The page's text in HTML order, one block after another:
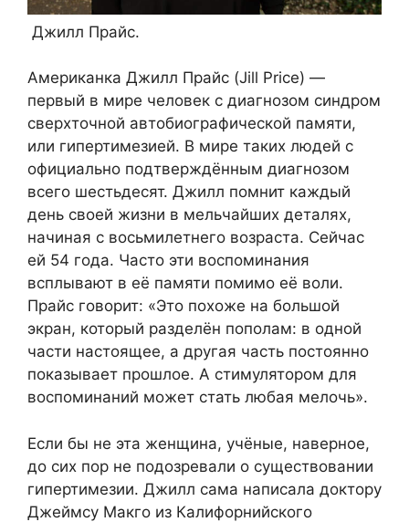
Джилл Прайс.
Американка Джилл Прайс (Jill Price) —
первый в мире человек с диагнозом синдром
сверхточной автобиографической памяти,
или гипертимезией. В мире таких людей с
официально подтверждённым диагнозом
всего шестьдесят. Джилл помнит каждый
день своей жизни в мельчайших деталях,
начиная с восьмилетнего возраста. Сейчас
ей 54 года. Часто эти воспоминания
всплывают в её памяти помимо её воли.
Прайс говорит: «Это похоже на большой
экран, который разделён пополам: в одной
части настоящее, а другая часть постоянно
показывает прошлое. А стимулятором для
воспоминаний может стать любая мелочь».
Если бы не эта женщина, учёные, наверное,
до сих пор не подозревали о существовании
гипертимезии. Джилл сама написала доктору
Джеймсу Макго из Калифорнийского